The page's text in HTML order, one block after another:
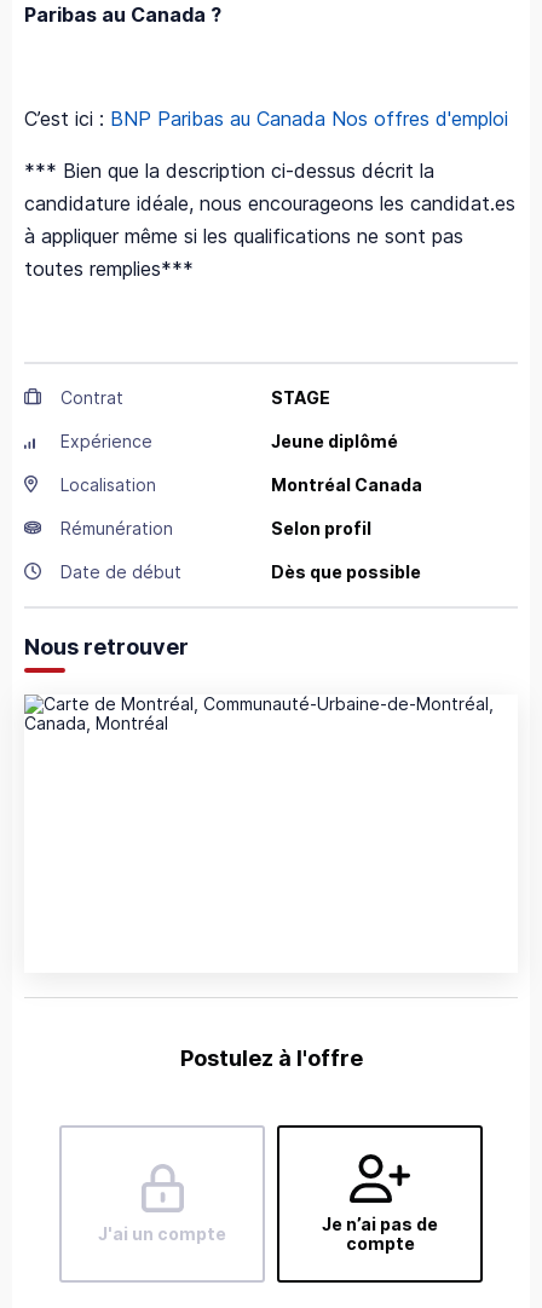
Paribas au Canada ?
C’est ici : BNP Paribas au Canada Nos offres d'emploi
*** Bien que la description ci-dessus décrit la
candidature idéale, nous encourageons les candidat.es
à appliquer même si les qualifications ne sont pas
toutes remplies***
Contrat STAGE
Expérience Jeune diplômé
Localisation Montréal Canada
Rémunération Selon profil
Date de début Dès que possible
Nous retrouver
Postulez à l'offre
J'ai un compte
Je n’ai pas de
compte